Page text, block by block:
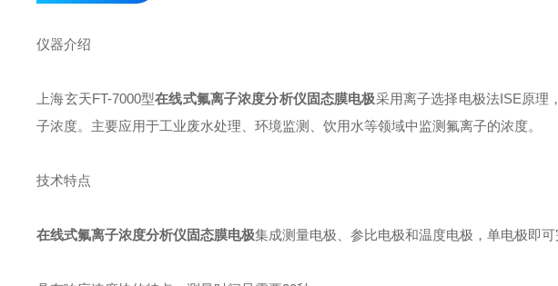
仪器介绍
上海玄天FT-7000型在线式氟离子浓度分析仪固态膜电极采用离子选择电极法ISE原理
子浓度。主要应用于工业废水处理、环境监测、饮用水等领域中监测氟离子的浓度。
技术特点
在线式氟离子浓度分析仪固态膜电极集成测量电极、参比电极和温度电极，单电极即可